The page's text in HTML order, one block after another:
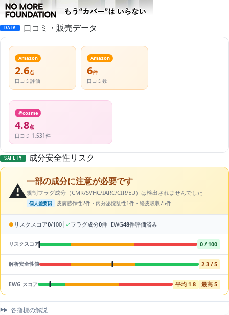
DATA 口コミ・販売データ
Amazon
2.6点
口コミ評価
Amazon
6件
口コミ数
@cosme
4.8点
口コミ 1,531件
SAFETY 成分安全性リスク
⚠️一部の成分に注意が必要です
規制フラグ成分（CMR/SVHC/IARC/CIR/EU）は検出されませんでした
個人差要因 皮膚感作性2件・内分泌撹乱性1件・経皮吸収75件
● リスクスコア0/100 | ✓フラグ成分0件 | EWG48件評価済み
リスクスコア 0 / 100
解析安全性値 2.3 / 5
EWG スコア 平均 1.8 最高 5
各指標の解説